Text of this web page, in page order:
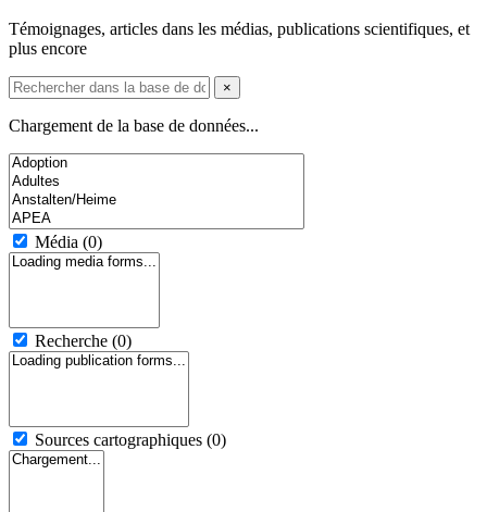
Témoignages, articles dans les médias, publications scientifiques, et
plus encore
×
Chargement de la base de données...
Média (0)
Recherche (0)
Sources cartographiques (0)